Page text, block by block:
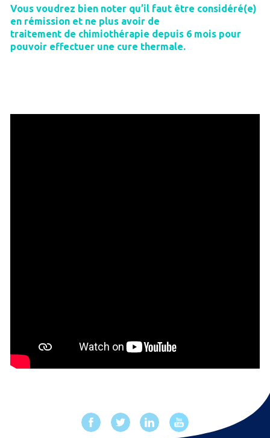
Vous voudrez bien noter qu’il faut être considéré(e)
en rémission et ne plus avoir de
traitement de chimiothérapie depuis 6 mois pour
pouvoir effectuer une cure thermale.